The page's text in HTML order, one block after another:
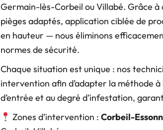
Germain-lès-Corbeil ou Villabé. Grâce
pièges adaptés, application ciblée de
en hauteur — nous éliminons
normes de sécurité.
Chaque situation est unique : nos
intervention afin d’adapter la méthode
d’entrée et au degré d’infestation,
Zones d’intervention :Corbeil-